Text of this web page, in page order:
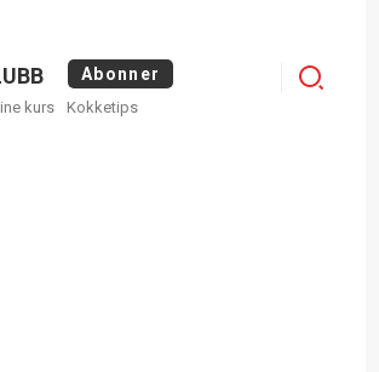
Abonner
kurs Kokketips
Logg